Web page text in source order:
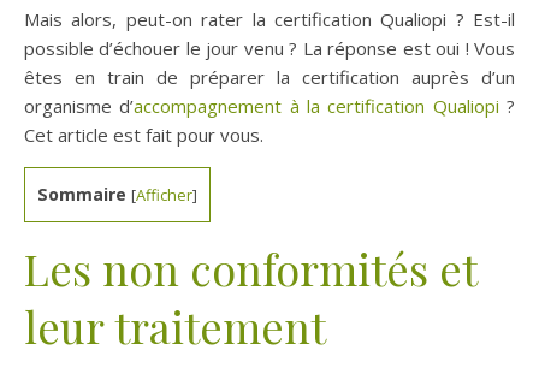
Mais alors, peut-on rater la certification Qualiopi ? Est-il
possible d’échouer le jour venu ? La réponse est oui ! Vous
êtes en train de préparer la certification auprès d’un
organisme d’accompagnement à la certification Qualiopi ?
Cet article est fait pour vous.
Sommaire [Afficher]
Les non conformités et
leur traitement